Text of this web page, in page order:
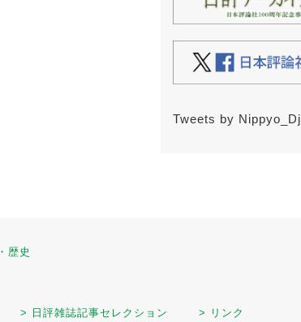
Tweets by Nippyo_Dj
・歴史
> 日評雑誌記事セレクション > リンク